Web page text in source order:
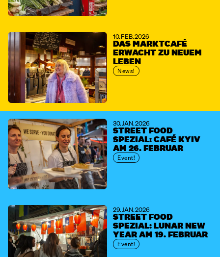
10. FEB. 2026
DAS MARKTCAFÉ
ERWACHT ZU NEUEM
LEBEN
News!
30. JAN. 2026
STREET FOOD
SPEZIAL: CAFÉ KYIV
AM 26. FEBRUAR
Event!
29. JAN. 2026
STREET FOOD
SPEZIAL: LUNAR NEW
YEAR AM 19. FEBRUAR
Event!